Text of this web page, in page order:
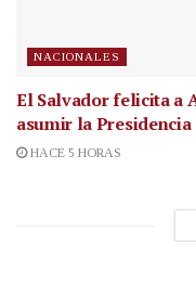
NACIONALES
El Salvador felicita a
asumir la
HACE 5 HORAS